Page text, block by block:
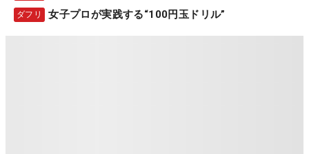
ダフリ 女子プロが実践する“100円玉ドリル”